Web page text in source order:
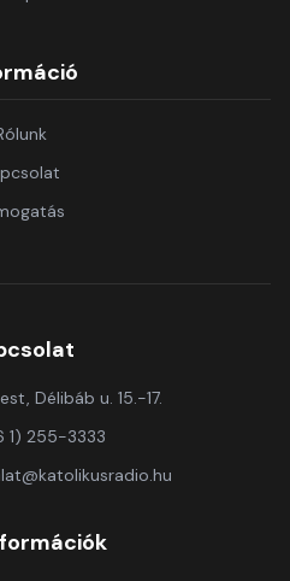
Délibáb u. 15.-17.
1) 255-3333